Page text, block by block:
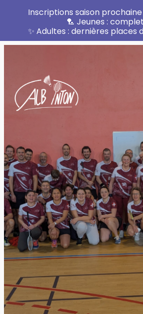
Inscriptions saison
🏸 Jeunes : complet
✨ Adultes : dernières places